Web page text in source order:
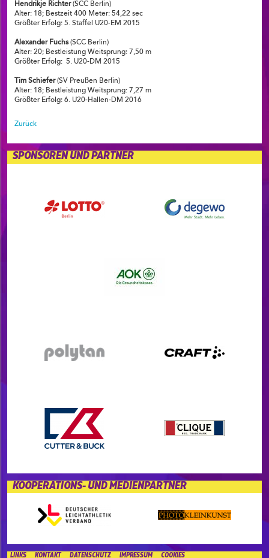
Hendrikje Richter(SCC Berlin)
Alter: 18; Bestzeit 400 Meter: 54,22 sec
Größter Erfolg: 5. Staffel U20-EM 2015
Alexander Fuchs(SCC Berlin)
Alter: 20; Bestleistung Weitsprung: 7,50 m
Größter Erfolg: 5. U20-DM 2015
Tim Schiefer(SV Preußen Berlin)
Alter: 18; Bestleistung Weitsprung: 7,27 m
Größter Erfolg: 6. U20-Hallen-DM 2016
Zurück
SPONSOREN UND PARTNER
KOOPERATIONS- UND MEDIENPARTNER
LINKS KONTAKT DATENSCHUTZ IMPRESSUM COOKIES